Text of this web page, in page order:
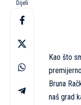
Dijeli
Kao što
Bruna
naš grad